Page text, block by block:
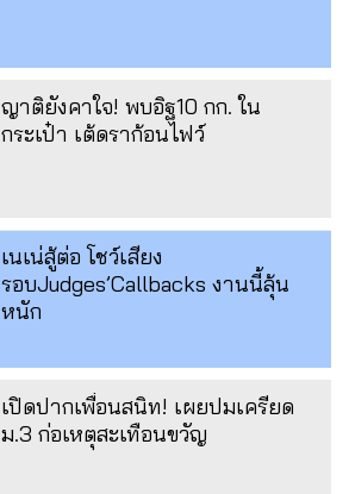
ญาติยังคาใจ! พบอิฐ10 กก. ใน
กระเป๋า เต้ดราก้อนไฟว์
เนเน่สู้ต่อ โชว์เสียง
รอบJudges’Callbacks งานนี้ลุ้น
หนัก
เปิดปากเพื่อนสนิท! เผยปมเครียด
ม.3 ก่อเหตุสะเทือนขวัญ